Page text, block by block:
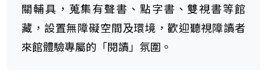
關輔具，蒐集有聲書、點字書、雙視書等館
藏，設置無障礙空間及環境，歡迎聽視障讀者
來館體驗專屬的「閱讀」氛圍。